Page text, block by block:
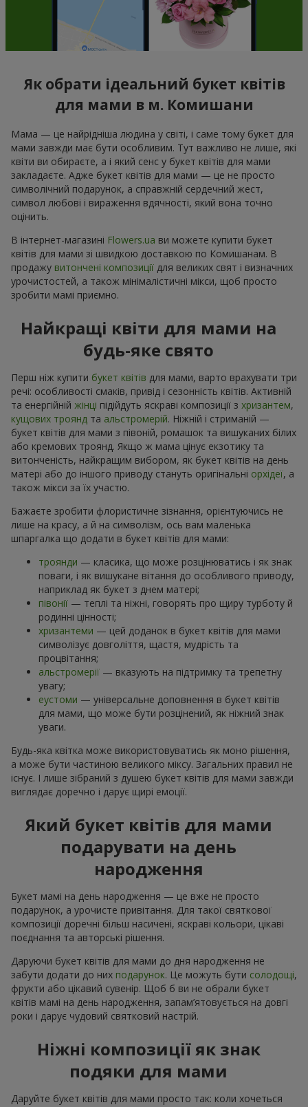
Як обрати ідеальний букет квітів
для мами в м. Комишани
Мама — це найрідніша людина у світі, і саме тому букет для
мами завжди має бути особливим. Тут важливо не лише, які
квіти ви обираєте, а і який сенс у букет квітів для мами
закладаєте. Адже букет квітів для мами — це не просто
символічний подарунок, а справжній сердечний жест,
символ любові і вираження вдячності, який вона точно
оцінить.
В інтернет-магазині Flowers.ua ви можете купити букет
квітів для мами зі швидкою доставкою по Комишанам. В
продажу витончені композиції для великих свят і визначних
урочистостей, а також мінімалістичні мікси, щоб просто
зробити мамі приємно.
Найкращі квіти для мами на
будь-яке свято
Перш ніж купити букет квітів для мами, варто врахувати три
речі: особливості смаків, привід і сезонність квітів. Активній
та енергійній жінці підійдуть яскраві композиції з хризантем,
кущових троянд та альстромерій. Ніжній і стриманій —
букет квітів для мами з півоній, ромашок та вишуканих білих
або кремових троянд. Якщо ж мама цінує екзотику та
витонченість, найкращим вибором, як букет квітів на день
матері або до іншого приводу стануть оригінальні орхідеї, а
також мікси за їх участю.
Бажаєте зробити флористичне зізнання, орієнтуючись не
лише на красу, а й на символізм, ось вам маленька
шпаргалка що додати в букет квітів для мами:
троянди — класика, що може розцінюватись і як знак
поваги, і як вишукане вітання до особливого приводу,
наприклад як букет з днем матері;
півонії — теплі та ніжні, говорять про щиру турботу й
родинні цінності;
хризантеми — цей доданок в букет квітів для мами
символізує довголіття, щастя, мудрість та
процвітання;
альстромерії — вказують на підтримку та трепетну
увагу;
еустоми — універсальне доповнення в букет квітів
для мами, що може бути розцінений, як ніжний знак
уваги.
Будь-яка квітка може використовуватись як моно рішення,
а може бути частиною великого міксу. Загальних правил не
існує. І лише зібраний з душею букет квітів для мами завжди
виглядає доречно і дарує щирі емоції.
Який букет квітів для мами
подарувати на день
народження
Букет мамі на день народження — це вже не просто
подарунок, а урочисте привітання. Для такої святкової
композиції доречні більш насичені, яскраві кольори, цікаві
поєднання та авторські рішення.
Даруючи букет квітів для мами до дня народження не
забути додати до них подарунок. Це можуть бути солодощі,
фрукти або цікавий сувенір. Щоб б ви не обрали букет
квітів мамі на день народження, запам’ятовується на довгі
роки і дарує чудовий святковий настрій.
Ніжні композиції як знак
подяки для мами
Даруйте букет квітів для мами просто так: коли хочеться